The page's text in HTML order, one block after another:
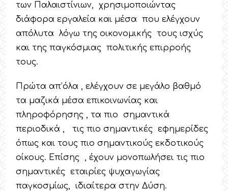
των Παλαιστίνιων, χρησιμοποιώντας
διάφορα εργαλεία και μέσα που ελέγχουν
απόλυτα λόγω της οικονομικής τους ισχύς
και της παγκόσμιας πολιτικής επιρροής
τους.
Πρώτα απ’όλα , ελέγχουν σε μεγάλο βαθμό
τα μαζικά μέσα επικοινωνίας και
πληροφόρησης , τα πιο σημαντικά
περιοδικά , τις πιο σημαντικές εφημερίδες
όπως και τους πιο σημαντικούς εκδοτικούς
οίκους. Επίσης , έχουν μονοπωλήσει τις πιο
σημαντικές εταιρίες ψυχαγωγίας
παγκοσμίως, ιδιαίτερα στην Δύση.